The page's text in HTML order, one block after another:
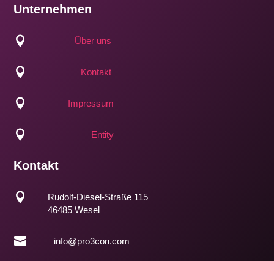
Unternehmen
 Über uns
 Kontakt
 Impressum
 Entity
Kontakt

Rudolf-Diesel-Straße 115
46485 Wesel
 info@pro3con.com